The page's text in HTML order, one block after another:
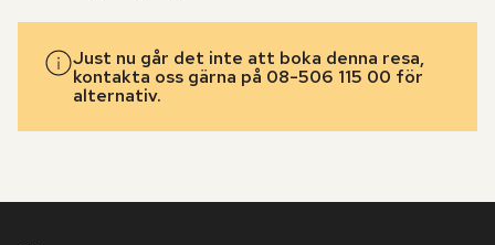
Just nu går det inte att boka denna resa,
kontakta oss gärna på 08-506 115 00 för
alternativ.